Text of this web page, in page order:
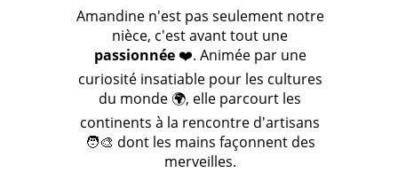
Amandine n'est pas seulement notre
nièce, c'est avant tout une
passionnée❤️. Animée par une
curiosité insatiable pour les cultures
du monde 🌍, elle parcourt les
continents à la rencontre d'artisans
🧑‍🎨 dont les mains façonnent des
merveilles.